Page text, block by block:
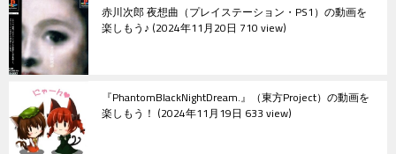
赤川次郎 夜想曲（プレイステーション・PS1）の動画を
楽しもう♪ 2024年11月20日 710 view
『PhantomBlackNightDream.』（東方Project）の動画を
楽しもう！ 2024年11月19日 633 view